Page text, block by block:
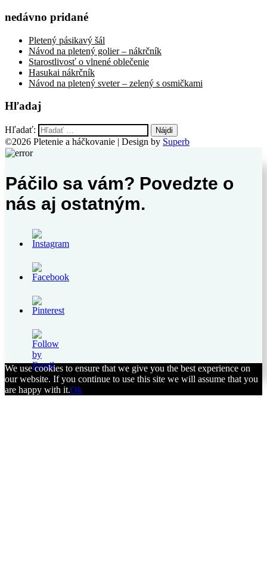
nedávno pridané
Pletený pásikavý šál
Návod na pletený golier – nákrčník
Starostlivosť o vlnené oblečenie
Hasukai nákrčník
Návod na pletený sveter – zelený s osmičkami
Hľadaj
Hľadať:
©2026 Pletenie a háčkovanie | Design by Superb
Páčilo sa vám? Povedzte o
nás aj ostatným.
We use cookies to ensure that we give you the best experience on
our website. If you continue to use this site we will assume that you
are happy with it.Ok